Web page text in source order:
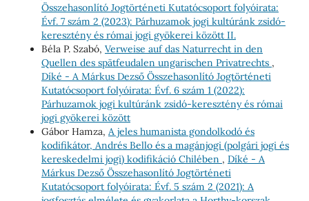
Összehasonlító Jogtörténeti Kutatócsoport folyóirata:
Évf. 7 szám 2 (2023): Párhuzamok jogi kultúránk zsidó-
keresztény és római jogi gyökerei között II.
Béla P. Szabó, Verweise auf das Naturrecht in den
Quellen des spätfeudalen ungarischen Privatrechts ,
Díké - A Márkus Dezső Összehasonlító Jogtörténeti
Kutatócsoport folyóirata: Évf. 6 szám 1 (2022):
Párhuzamok jogi kultúránk zsidó-keresztény és római
jogi gyökerei között
Gábor Hamza, A jeles humanista gondolkodó és
kodifikátor, Andrés Bello és a magánjogi (polgári jogi és
kereskedelmi jogi) kodifikáció Chilében , Díké - A
Márkus Dezső Összehasonlító Jogtörténeti
Kutatócsoport folyóirata: Évf. 5 szám 2 (2021): A